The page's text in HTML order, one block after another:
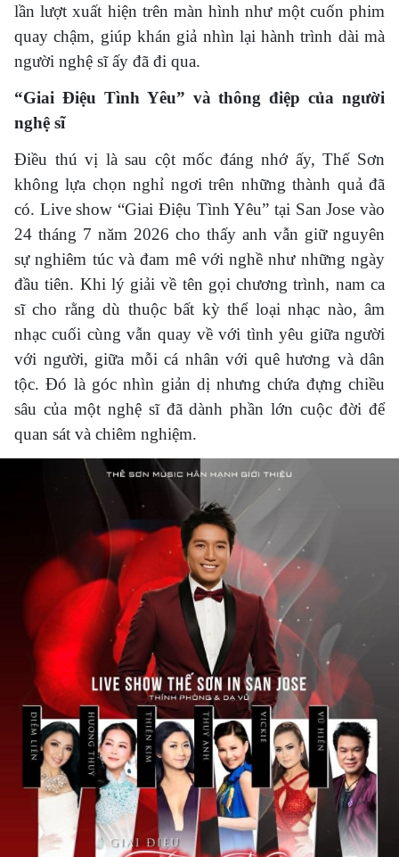
lần lượt xuất hiện trên màn hình như một cuốn phim
quay chậm, giúp khán giả nhìn lại hành trình dài mà
người nghệ sĩ ấy đã đi qua.
“Giai Điệu Tình Yêu” và thông điệp của người
nghệ sĩ
Điều thú vị là sau cột mốc đáng nhớ ấy, Thế Sơn
không lựa chọn nghỉ ngơi trên những thành quả đã
có. Live show “Giai Điệu Tình Yêu” tại San Jose vào
24 tháng 7 năm 2026 cho thấy anh vẫn giữ nguyên
sự nghiêm túc và đam mê với nghề như những ngày
đầu tiên. Khi lý giải về tên gọi chương trình, nam ca
sĩ cho rằng dù thuộc bất kỳ thể loại nhạc nào, âm
nhạc cuối cùng vẫn quay về với tình yêu giữa người
với người, giữa mỗi cá nhân với quê hương và dân
tộc. Đó là góc nhìn giản dị nhưng chứa đựng chiều
sâu của một nghệ sĩ đã dành phần lớn cuộc đời để
quan sát và chiêm nghiệm.